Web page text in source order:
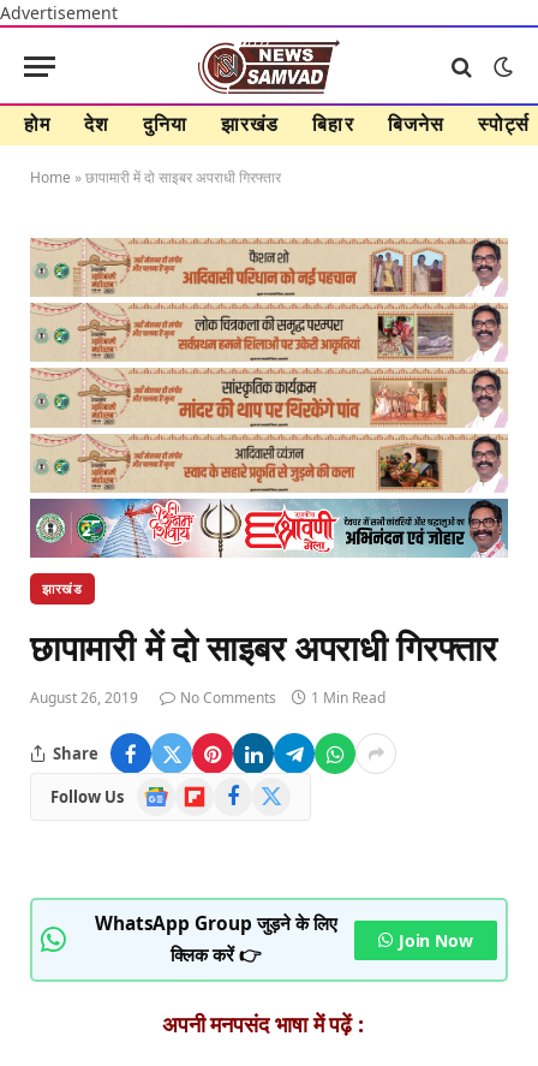
Advertisement
होम देश दुनिया झारखंड बिहार बिजनेस स्पोर्ट्स
Home »छापामारी में दो साइबर अपराधी गिरफ्तार
झारखंड
छापामारी में दो साइबर अपराधी गिरफ्तार
August 26, 2019 No Comments 1 Min Read
Share
Follow Us
Google
News
FlipboardFacebook
WhatsApp Group जुड़ने के लिए
क्लिक करें 👉
Join Now
अपनी मनपसंद भाषा में पढ़ें :